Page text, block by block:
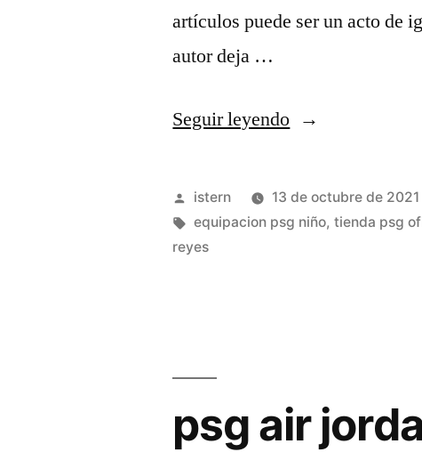
artículos puede ser un acto de
autor deja …
Seguir leyendo«chandal
precio»
Publicado
por
istern 13 de octubre de 2021
Etiquetas:
equipacion psg niño,tienda psg
reyes
psg air